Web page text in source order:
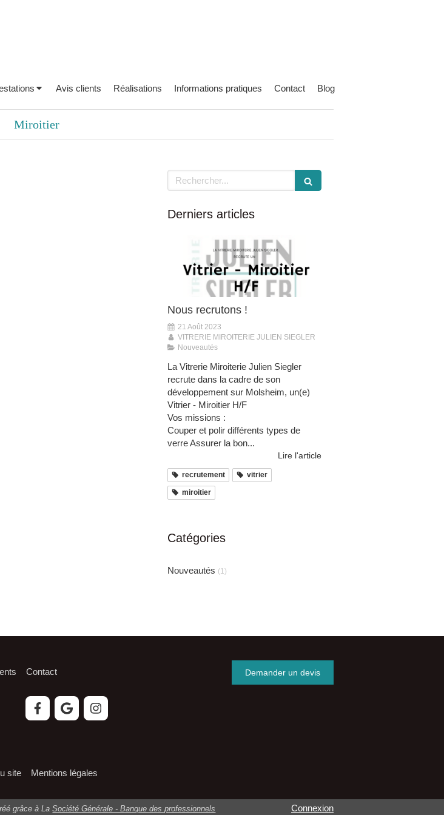
Avis clients Réalisations Informations pratiques Contact Blog
Miroitier
Rechercher
Derniers articles
Nous recrutons !
21 Août 2023
VITRERIE MIROITERIE JULIEN SIEGLER
Nouveautés
La Vitrerie Miroiterie Julien Siegler
recrute dans la cadre de son
développement sur Molsheim, un(e)
Vitrier - Miroitier H/F
Vos missions :
Couper et polir différents types de
verre Assurer la bon...
Lire l'article
recrutement vitrier
miroitier
Catégories
Nouveautés (1)
Contact Demander un devis
site Mentions légales
grâce à LaSociété Générale - Banque des professionnels Connexion